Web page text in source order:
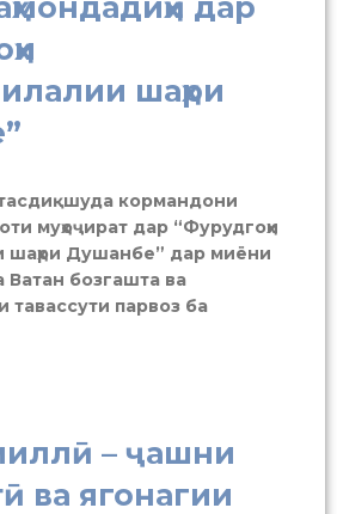
шаҳри
кормандони
муҳоҷират дар “Фурудгоҳи
шаҳри Душанбе” дар миёни
Ватан бозгашта ва
тавассути парвоз ба
– ҷашни
ва ягонагии